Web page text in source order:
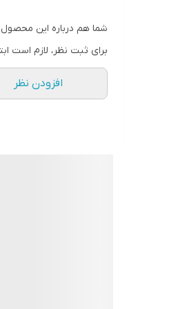
شما هم درباره این
برای ثبت نظر، لازم است
افزودن نظر